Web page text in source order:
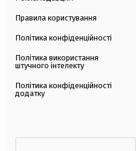
Правила користування
Політика конфіденційності
Політика використання
штучного інтелекту
Політика конфіденційності
додатку